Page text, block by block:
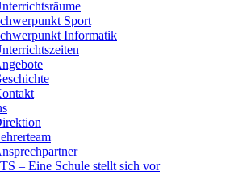
Sport
Informatik
– Eine Schule stellt sich vor